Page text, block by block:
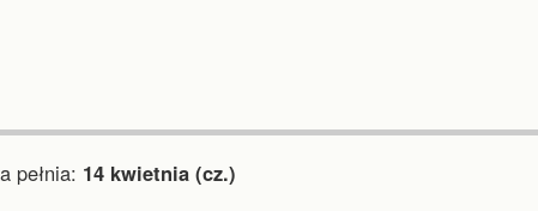
pełnia: 14 kwietnia (cz.)